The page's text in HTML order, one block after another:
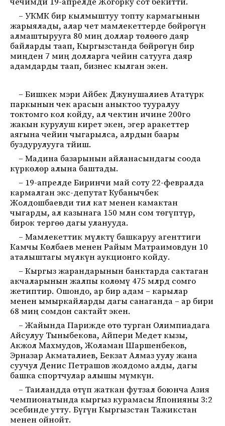
– УКМК бир кылмыштуу топту кармагынын
жарыялады, алар чет мамлекеттерде бөйрөгүн
алмаштырууга 80 миң доллар төлөөгө даяр
байларды таап, Кыргызстанда бөйрөгүн бир
миңден 7 миң долларга чейин сатууга даяр
адамдарды таап, бизнес кылган экен.
– Бишкек мэри Айбек Джунушалиев Ататүрк
паркынын чек арасын аныктоо тууралуу
токтомго кол койду, ал чектин ичине 200го
жакын курулуш кирет экен, эгер аракеттер
аягына чейин чыгарылса, алрдын баары
буздурулууга тйиш.
– Мадина базарынын айланасындагы соода
күркөлөр алына баштады.
– 19-апрелде Биринчи май соту 22-февралда
кармалган экс-депутат Кубанычбек
Жолдошбаевди тил кат менен камактан
чыгарды, ал казынага 150 млн сом төгүптүр,
бирок тергөө дагы уланууда.
– Мамлекеттик мүлктү башкаруу агенттиги
Камчы Көлбаев менен Райым Матраимовдун 10
аталыштагы мүлкүн аукционго койду.
– Кыргыз жарандарынын банктарда сактаган
акчаларынын жалпы колөмү 475 млрд сомго
жетиптир. Ошондо, ар бир адам – карылар
менен ымыркайларды дагы санаганда – ар бири
68 миң сомдон сактайт экен.
– Жайында Парижде өтө турган Олимпиадага
Айсулуу Тыныбекова, Айпери Медет кызы,
Акжол Махмудов, Жоламан Шаршенбеков,
Эрназар Акматалиев, Бекзат Алмаз уулу жана
суучул Денис Петрашов жолдомо алды, дагы
башка спортчулар алышы мүмкүн.
– Таиландда өтүп жаткан футзал боюнча Азия
чемпионатында кыргыз курамасы Японияны 3:2
эсебинде утту. Бүгүн Кыргызстан Тажикстан
менен ойнойт.